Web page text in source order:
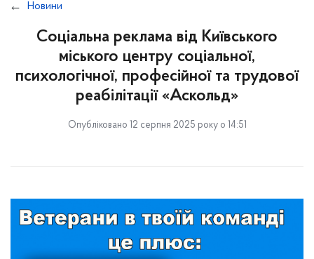
Новини
Соціальна реклама від Київського
міського центру соціальної,
психологічної, професійної та трудової
реабілітації «Аскольд»
Опубліковано 12 серпня 2025 року о 14:51